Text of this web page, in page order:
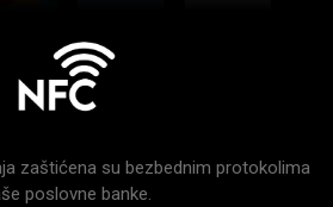
zaštićena su bezbednim protokolima
poslovne banke.